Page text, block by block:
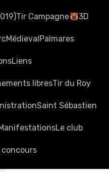
Tir Campagne 3D
Médieval Palmares
Liens
libresTir du Roy
Saint Sébastien
Le club
concours